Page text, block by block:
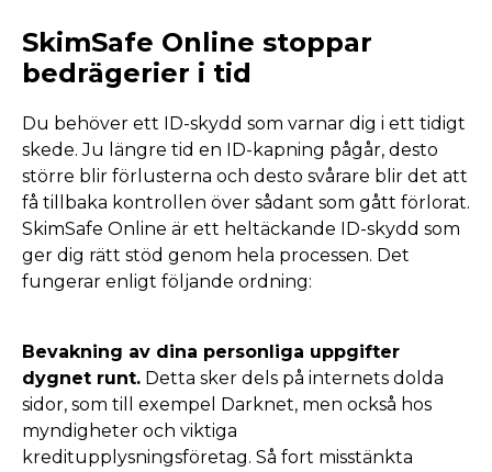
SkimSafe Online stoppar
bedrägerier i tid
Du behöver ett ID-skydd som varnar dig i ett tidigt
skede. Ju längre tid en ID-kapning pågår, desto
större blir förlusterna och desto svårare blir det att
få tillbaka kontrollen över sådant som gått förlorat.
SkimSafe Online är ett heltäckande ID-skydd som
ger dig rätt stöd genom hela processen. Det
fungerar enligt följande ordning:
Bevakning av dina personliga uppgifter
dygnet runt. Detta sker dels på internets dolda
sidor, som till exempel Darknet, men också hos
myndigheter och viktiga
kreditupplysningsföretag. Så fort misstänkta